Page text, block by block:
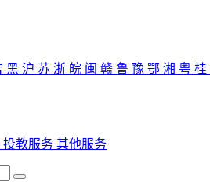
黑 沪 苏 浙 皖 闽 赣 鲁 豫 鄂 湘 粤 桂
投教服务 其他服务